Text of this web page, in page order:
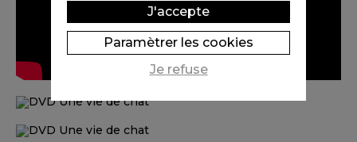
J'accepte
Paramètrer les cookies
Je refuse